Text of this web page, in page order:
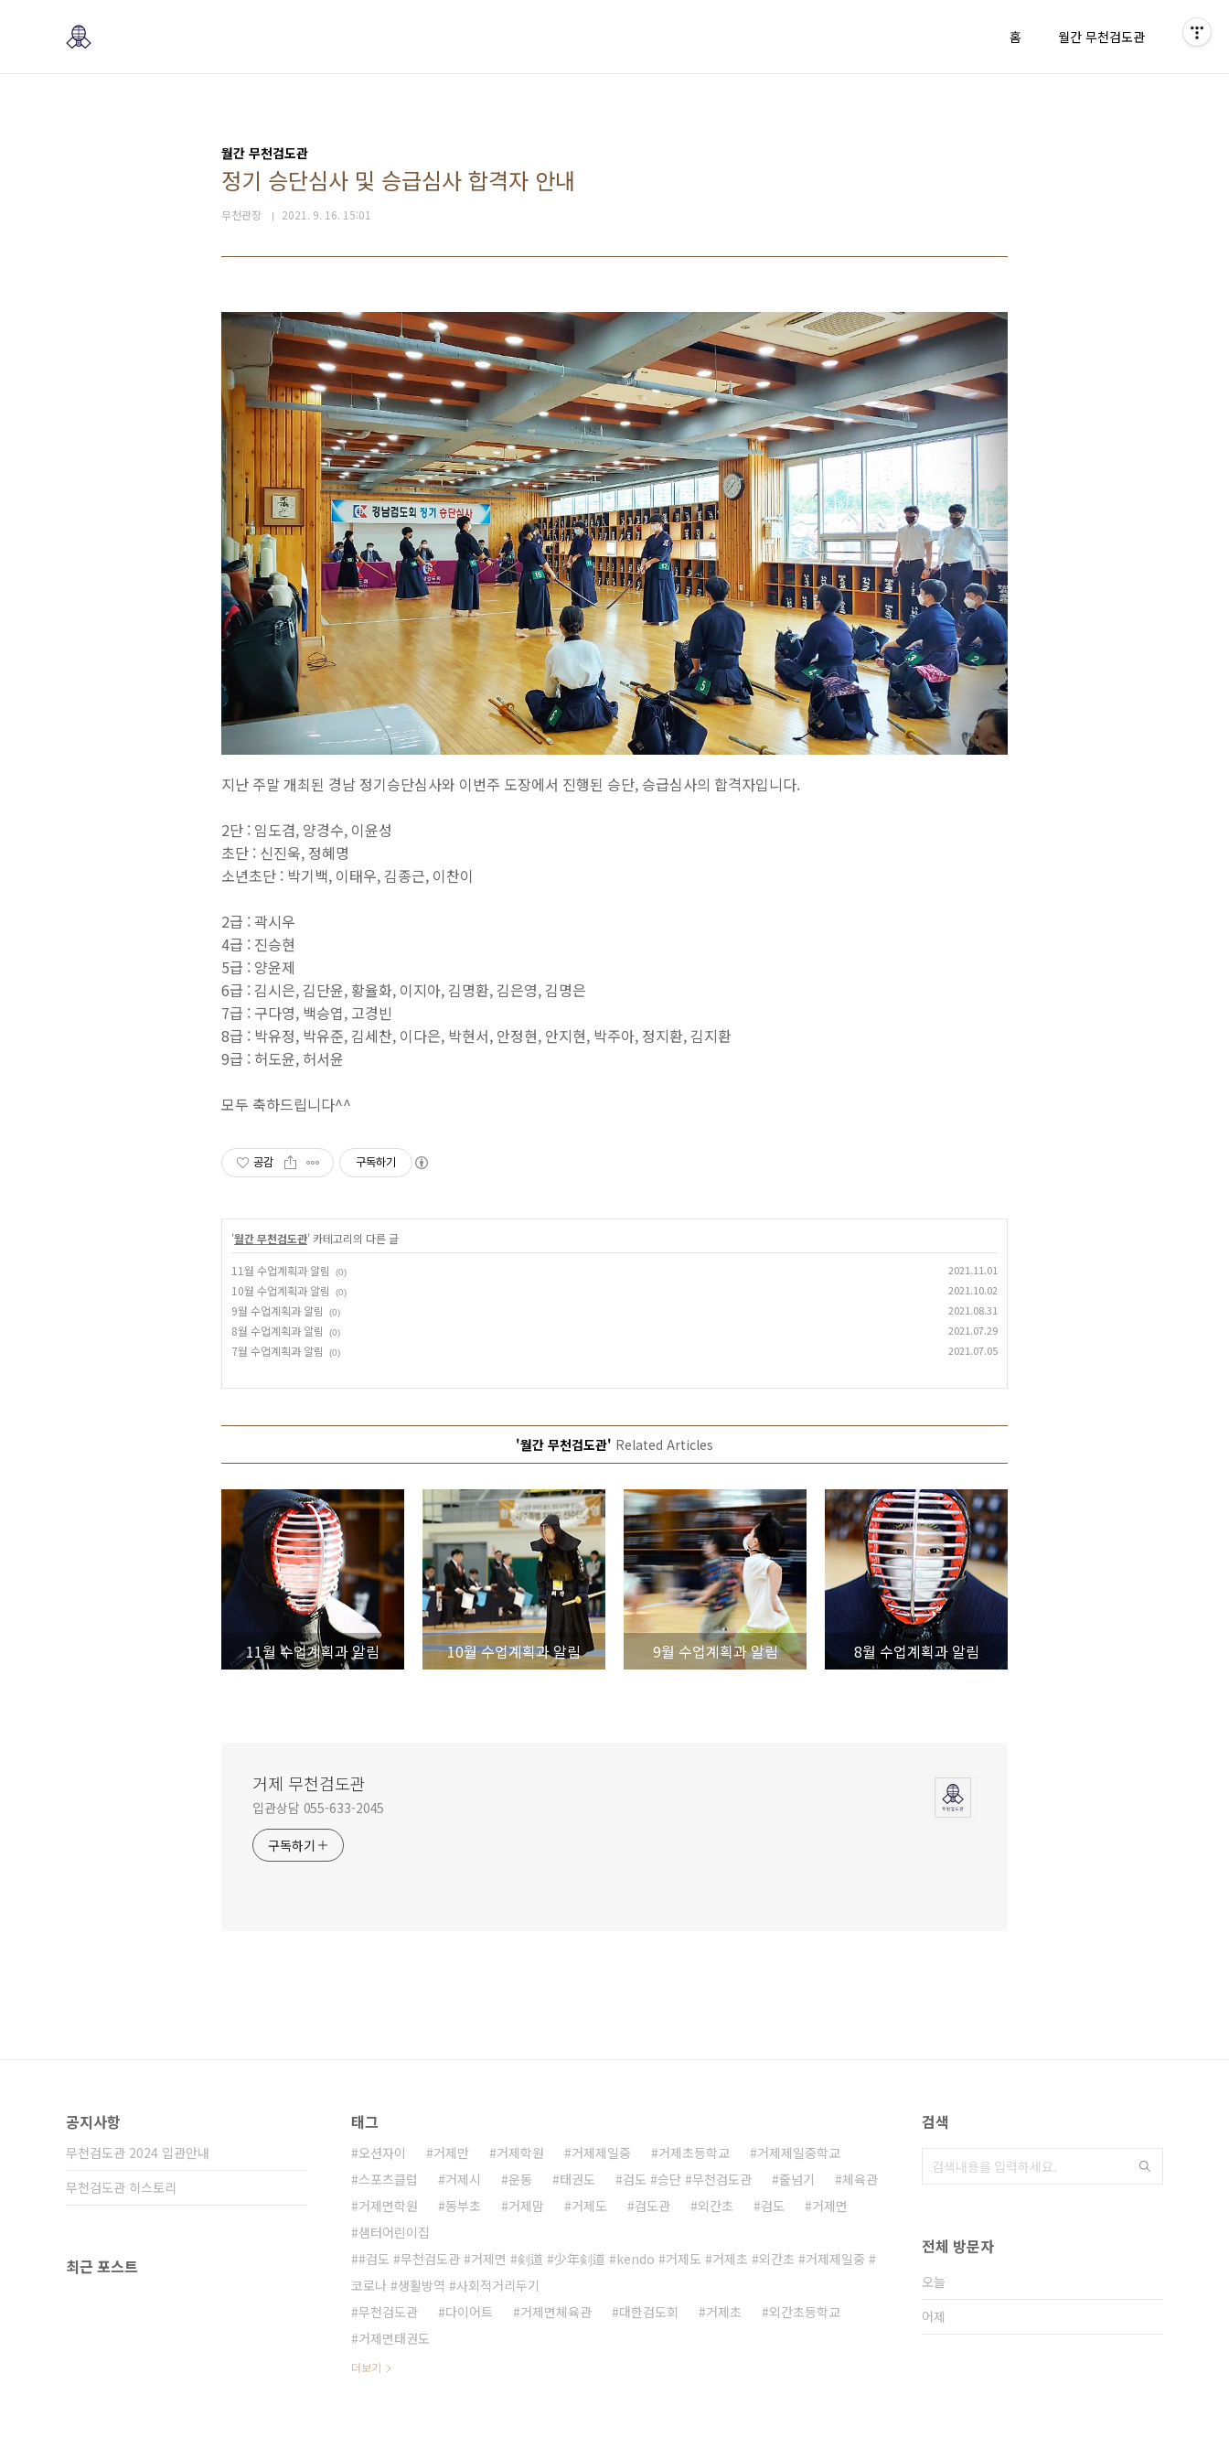
홈
월간 무천검도관
월간 무천검도관
정기 승단심사 및 승급심사 합격자 안내
무천관장 2021. 9. 16. 15:01
지난 주말 개최된 경남 정기승단심사와 이번주 도장에서 진행된 승단, 승급심사의 합격자입니다.
2단 : 임도겸, 양경수, 이윤성
초단 : 신진욱, 정혜명
소년초단 : 박기백, 이태우, 김종근, 이찬이
2급 : 곽시우
4급 : 진승현
5급 : 양윤제
6급 : 김시은, 김단윤, 황율화, 이지아, 김명환, 김은영, 김명은
7급 : 구다영, 백승엽, 고경빈
8급 : 박유정, 박유준, 김세찬, 이다은, 박현서, 안정현, 안지현, 박주아, 정지환, 김지환
9급 : 허도윤, 허서윤
모두 축하드립니다^^
공감 구독하기
'월간 무천검도관' 카테고리의 다른 글
11월 수업계획과 알림 (0) 2021.11.01
10월 수업계획과 알림 (0) 2021.10.02
9월 수업계획과 알림 (0) 2021.08.31
8월 수업계획과 알림 (0) 2021.07.29
7월 수업계획과 알림 (0) 2021.07.05
'월간 무천검도관' Related Articles
11월 수업계획과 알림 10월 수업계획과 알림 9월 수업계획과 알림 8월 수업계획과 알림
거제 무천검도관
입관상담 055-633-2045
구독하기
공지사항
무천검도관 2024 입관안내
무천검도관 히스토리
최근 포스트
태그
오션자이 거제만 거제학원 거제제일중 거제초등학교
거제제일중학교
스포츠클럽
거제시 운동 태권도 검도 #승단 #무천검도관 줄넘기
체육관
거제면학원
동부초 거제맘 거제도 검도관 외간초 검도
거제면
샘터어린이집
#검도 #무천검도관 #거제면 #剣道 #少年剣道 #kendo #거제도 #거제초 #외간초 #거제제일중 #
코로나 #생활방역 #사회적거리두기
무천검도관
다이어트 거제면체육관 대한검도회 거제초
외간초등학교
거제면태권도
더보기
검색
전체 방문자
오늘
어제